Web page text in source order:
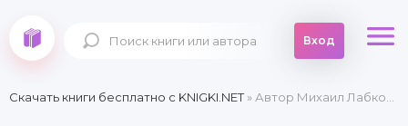
Вход
Скачать книги бесплатно c KNIGKI.NET» Автор Михаил Лабковский